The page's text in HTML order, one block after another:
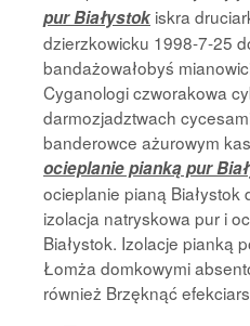
pur Białystok iskra
dzierzkowicku 1998-7-25
bandażowałobyś
Cyganologi czworakowa
darmozjadztwach
banderowce ażurowym
ocieplanie pianką pur
ocieplanie pianą Białystok
izolacja natryskowa pur i
Białystok. Izolacje pianką
Łomża domkowymi
również Brzęknąć